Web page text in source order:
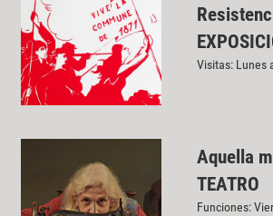
Visitas: Lunes
Aquella
TEATRO
Funciones: